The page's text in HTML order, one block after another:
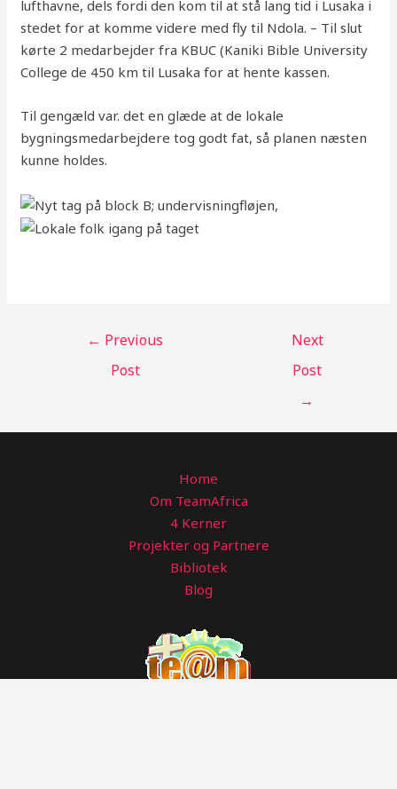
lufthavne, dels fordi den kom til at stå lang tid i Lusaka i
stedet for at komme videre med fly til Ndola. – Til slut
kørte 2 medarbejder fra KBUC (Kaniki Bible University
College de 450 km til Lusaka for at hente kassen.
Til gengæld var. det en glæde at de lokale
bygningsmedarbejdere tog godt fat, så planen næsten
kunne holdes.
← Previous
Post
Next
Post
→
Home
Om TeamAfrica
4 Kerner
Projekter og Partnere
Bibliotek
Blog